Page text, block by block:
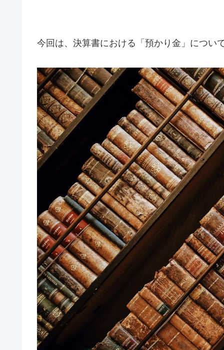
今回は、決算書における「預かり金」につい